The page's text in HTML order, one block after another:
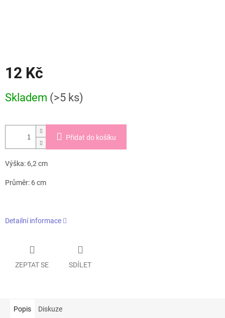
12 Kč
cena:
Skladem (>5 ks)
Přidat do košíku
Výška: 6,2 cm
Průměr: 6 cm
Detailní informace
ZEPTAT SE SDÍLET
Popis Diskuze